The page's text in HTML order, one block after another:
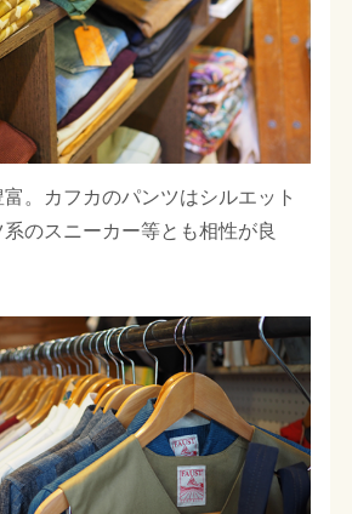
。カフカのパンツはシルエット
のスニーカー等とも相性が良